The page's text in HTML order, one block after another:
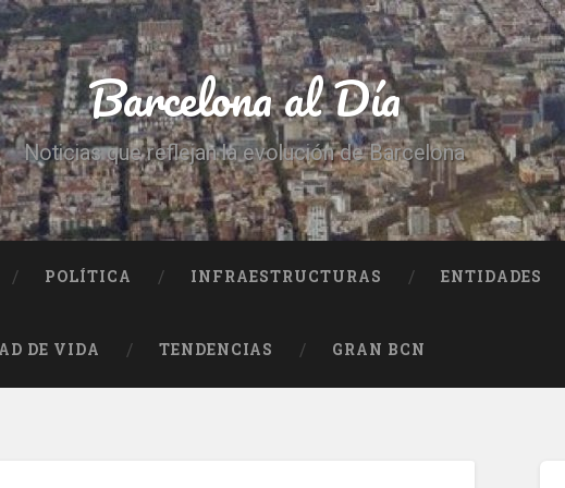
Barcelona al Día
Noticias que reflejan la evolución de Barcelona
POLÍTICA INFRAESTRUCTURAS ENTIDADES
DE VIDA TENDENCIAS GRAN BCN